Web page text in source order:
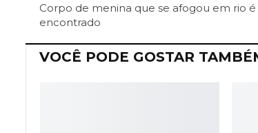
Corpo de menina que se afogou em rio é
encontrado
VOCÊ PODE GOSTAR